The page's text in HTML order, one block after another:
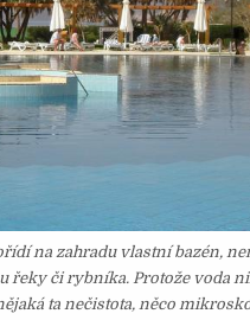
na zahradu vlastní bazén,
řeky či rybníka. Protože voda
ta nečistota, něco